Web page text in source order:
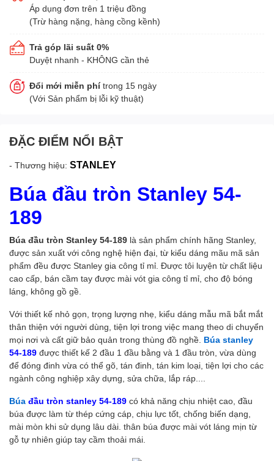
Áp dụng đơn trên 1 triệu đồng
(Trừ hàng nặng, hàng cồng kềnh)
Trả góp lãi suất 0%
Duyệt nhanh - KHÔNG cần thẻ
Đổi mới miễn phítrong 15 ngày
(Với Sản phẩm bị lỗi kỹ thuật)
ĐẶC ĐIỂM NỔI BẬT
- Thương hiệu: STANLEY
Búa đầu tròn Stanley 54-
189
Búa đầu tròn Stanley 54-189 là sản phẩm chính hãng Stanley,
được sản xuất với công nghệ hiện đại, từ kiểu dáng mãu mã sản
phẩm đều được Stanley gia công tỉ mỉ. Được tôi luyện từ chất liệu
cao cấp, bán cầm tay được mài vót gia công tỉ mỉ, cho độ bóng
láng, không gồ gề.
Với thiết kế nhỏ gọn, trọng lượng nhẹ, kiểu dáng mẫu mã bắt mắt
thân thiện với người dùng, tiện lợi trong việc mang theo di chuyển
mọi nơi và cất giữ bảo quản trong thùng đồ nghề. Búa stanley
54-189 được thiết kế 2 đầu 1 đầu bằng và 1 đầu tròn, vừa dùng
để đóng đinh vừa có thể gõ, tán đinh, tán kim loại, tiện lợi cho các
ngành công nghiệp xây dựng, sửa chữa, lắp ráp....
Búa đầu tròn stanley 54-189 có khả năng chịu nhiệt cao, đầu
búa được làm từ thép cứng cáp, chịu lực tốt, chống biến dạng,
mài mòn khi sử dụng lâu dài. thân búa được mài vót láng mịn từ
gỗ tự nhiên giúp tay cầm thoải mái.